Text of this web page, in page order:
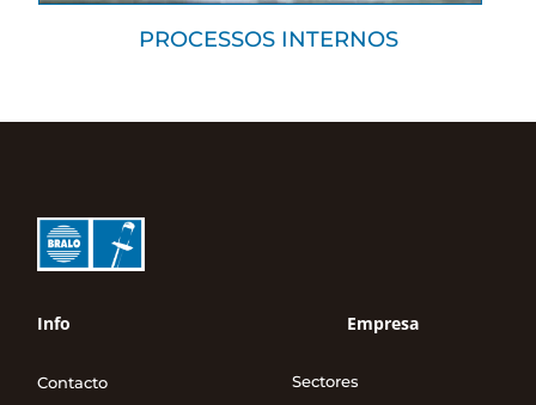
PROCESSOS INTERNOS
Info
Contacto
Empresa
Sectores